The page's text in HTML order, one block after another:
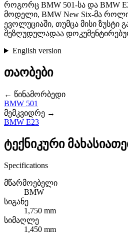
როგორც BMW 501-სა და BMW
მოდელი, BMW New Six-მა როლი
ევოლუციაში, თუმცა მისი ზუსტი
შეზღუდულადაა
English version
თაობები
← წინამორბედი
BMW 501
მემკვიდრე →
BMW E23
ტექნიკური
Specifications
მწარმოებელი
BMW
სიგანე
1,750 mm
სიმაღლე
1,450 mm